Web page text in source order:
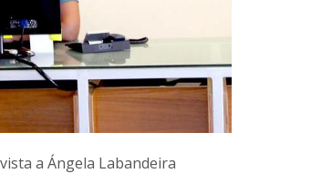
a Ángela Labandeira